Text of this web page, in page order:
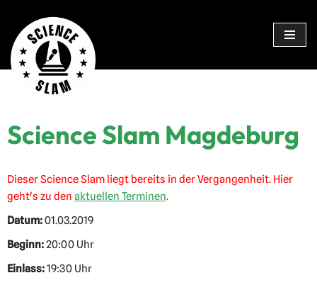
Zum
Inhalt
springen
Science Slam Magdeburg
Dieser Science Slam liegt bereits in der Vergangenheit. Hier
geht's zu den aktuellen Terminen.
Datum:01.03.2019
Beginn:20:00 Uhr
Einlass:19:30 Uhr